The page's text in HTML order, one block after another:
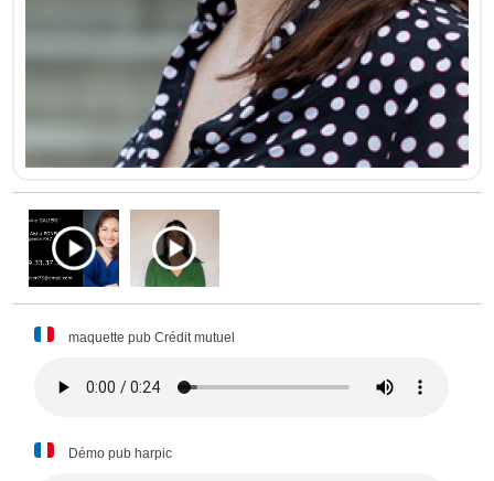
maquette pub Crédit mutuel
Démo pub harpic